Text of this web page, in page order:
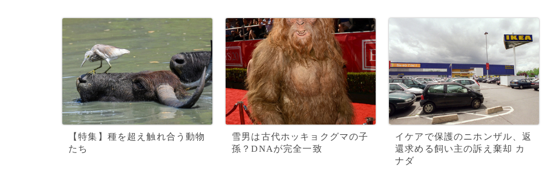
【特集】種を超え触れ合う動物
たち
雪男は古代ホッキョクグマの子
孫？DNAが完全一致
イケアで保護のニホンザル、返
還求める飼い主の訴え棄却 カ
ナダ